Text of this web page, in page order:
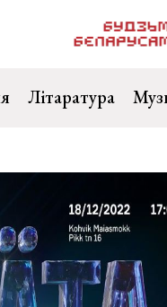
Літаратура